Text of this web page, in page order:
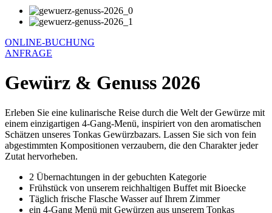
ONLINE-BUCHUNG
ANFRAGE
Gewürz & Genuss 2026
Erleben Sie eine kulinarische Reise durch die Welt der Gewürze mit
einem einzigartigen 4-Gang-Menü, inspiriert von den aromatischen
Schätzen unseres Tonkas Gewürzbazars. Lassen Sie sich von fein
abgestimmten Kompositionen verzaubern, die den Charakter jeder
Zutat hervorheben.
2 Übernachtungen in der gebuchten Kategorie
Frühstück von unserem reichhaltigen Buffet mit Bioecke
Täglich frische Flasche Wasser auf Ihrem Zimmer
ein 4-Gang Menü mit Gewürzen aus unserem Tonkas